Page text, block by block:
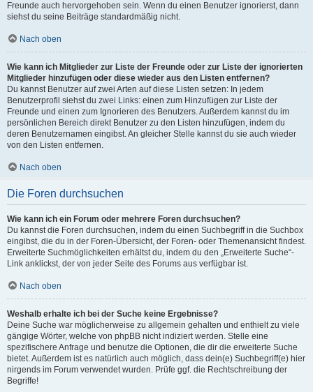
Freunde auch hervorgehoben sein. Wenn du einen Benutzer ignorierst, dann
siehst du seine Beiträge standardmäßig nicht.
Nach oben
Wie kann ich Mitglieder zur Liste der Freunde oder zur Liste der ignorierten
Mitglieder hinzufügen oder diese wieder aus den Listen entfernen?
Du kannst Benutzer auf zwei Arten auf diese Listen setzen: In jedem
Benutzerprofil siehst du zwei Links: einen zum Hinzufügen zur Liste der
Freunde und einen zum Ignorieren des Benutzers. Außerdem kannst du im
persönlichen Bereich direkt Benutzer zu den Listen hinzufügen, indem du
deren Benutzernamen eingibst. An gleicher Stelle kannst du sie auch wieder
von den Listen entfernen.
Nach oben
Die Foren durchsuchen
Wie kann ich ein Forum oder mehrere Foren durchsuchen?
Du kannst die Foren durchsuchen, indem du einen Suchbegriff in die Suchbox
eingibst, die du in der Foren-Übersicht, der Foren- oder Themenansicht findest.
Erweiterte Suchmöglichkeiten erhältst du, indem du den „Erweiterte Suche“-
Link anklickst, der von jeder Seite des Forums aus verfügbar ist.
Nach oben
Weshalb erhalte ich bei der Suche keine Ergebnisse?
Deine Suche war möglicherweise zu allgemein gehalten und enthielt zu viele
gängige Wörter, welche von phpBB nicht indiziert werden. Stelle eine
spezifischere Anfrage und benutze die Optionen, die dir die erweiterte Suche
bietet. Außerdem ist es natürlich auch möglich, dass dein(e) Suchbegriff(e) hier
nirgends im Forum verwendet wurden. Prüfe ggf. die Rechtschreibung der
Begriffe!